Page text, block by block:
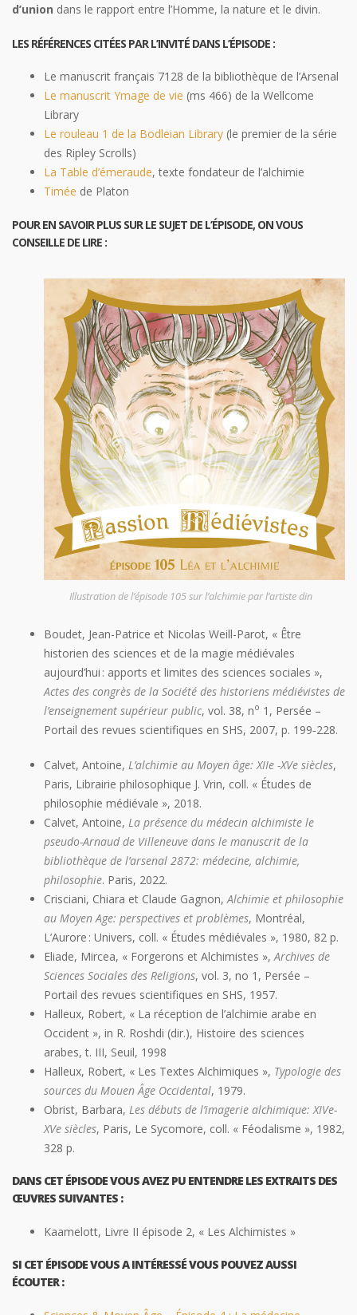
d’union dans le rapport entre l’Homme, la nature et le divin.
LES RÉFÉRENCES CITÉES PAR L’INVITÉ DANS L’ÉPISODE :
Le manuscrit français 7128 de la bibliothèque de l’Arsenal
Le manuscrit Ymage de vie (ms 466) de la Wellcome
Library
Le rouleau 1 de la Bodleian Library (le premier de la série
des Ripley Scrolls)
La Table d’émeraude, texte fondateur de l’alchimie
Timée de Platon
POUR EN SAVOIR PLUS SUR LE SUJET DE L’ÉPISODE, ON VOUS
CONSEILLE DE LIRE :
Illustration de l’épisode 105 sur l’alchimie par l’artiste din
Boudet, Jean-Patrice et Nicolas Weill-Parot, « Être
historien des sciences et de la magie médiévales
aujourd’hui : apports et limites des sciences sociales »,
Actes des congrès de la Société des historiens médiévistes de
l’enseignement supérieur public, vol. 38, no 1, Persée –
Portail des revues scientifiques en SHS, 2007, p. 199‑228.
Calvet, Antoine, L’alchimie au Moyen âge: XIIe -XVe siècles,
Paris, Librairie philosophique J. Vrin, coll. « Études de
philosophie médiévale », 2018.
Calvet, Antoine, La présence du médecin alchimiste le
pseudo-Arnaud de Villeneuve dans le manuscrit de la
bibliothèque de l’arsenal 2872: médecine, alchimie,
philosophie. Paris, 2022.
Crisciani, Chiara et Claude Gagnon, Alchimie et philosophie
au Moyen Age: perspectives et problèmes, Montréal,
L’Aurore : Univers, coll. « Études médiévales », 1980, 82 p.
Eliade, Mircea, « Forgerons et Alchimistes », Archives de
Sciences Sociales des Religions, vol. 3, no 1, Persée –
Portail des revues scientifiques en SHS, 1957.
Halleux, Robert, « La réception de l’alchimie arabe en
Occident », in R. Roshdi (dir.), Histoire des sciences
arabes, t. III, Seuil, 1998
Halleux, Robert, « Les Textes Alchimiques », Typologie des
sources du Mouen Âge Occidental, 1979.
Obrist, Barbara, Les débuts de l’imagerie alchimique: XIVe-
XVe siècles, Paris, Le Sycomore, coll. « Féodalisme », 1982,
328 p.
DANS CET ÉPISODE VOUS AVEZ PU ENTENDRE LES EXTRAITS DES
ŒUVRES SUIVANTES :
Kaamelott, Livre II épisode 2, « Les Alchimistes »
SI CET ÉPISODE VOUS A INTÉRESSÉ VOUS POUVEZ AUSSI
ÉCOUTER :